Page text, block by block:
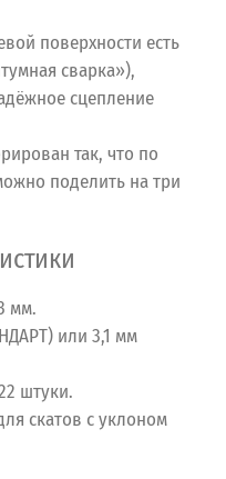
поверхности есть
сварка»),
сцепление
так, что по
поделить на три
мм.
или 3,1 мм
штуки.
скатов с уклоном